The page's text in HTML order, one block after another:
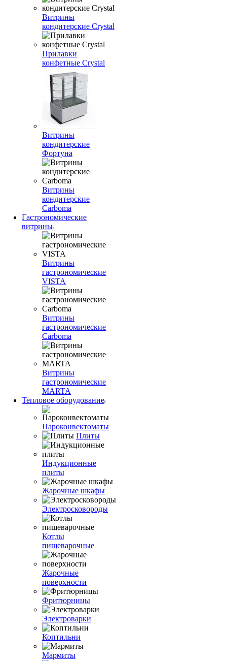
Витрины
кондитерские Crystal
Прилавки
конфетные Crystal
Витрины
кондитерские
Фортуна
Витрины
кондитерские
Carboma
Гастрономические
витрины
Витрины
гастрономические
VISTA
Витрины
гастрономические
Carboma
Витрины
гастрономические
MARTA
Тепловое оборудование
Пароконвектоматы
Плиты
Индукционные
плиты
Жарочные шкафы
Электросковороды
Котлы
пищеварочные
Жарочные
поверхности
Фритюрницы
Электроварки
Коптильни
Мармиты